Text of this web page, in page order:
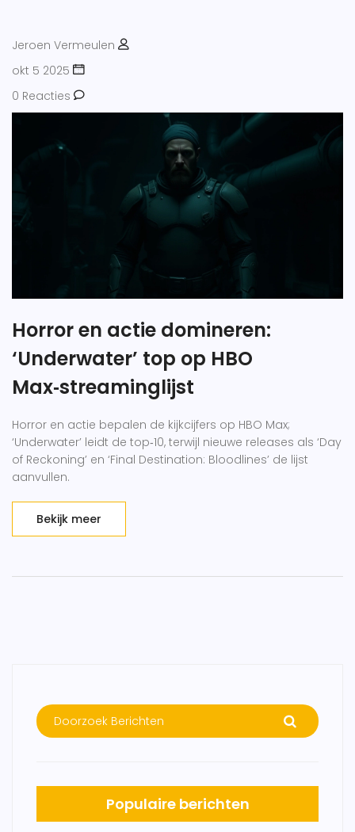
Jeroen Vermeulen
okt 5 2025
0 Reacties
Horror en actie domineren:
‘Underwater’ top op HBO
Max‑streaminglijst
Horror en actie bepalen de kijkcijfers op HBO Max;
‘Underwater’ leidt de top‑10, terwijl nieuwe releases als ‘Day
of Reckoning’ en ‘Final Destination: Bloodlines’ de lijst
aanvullen.
Bekijk meer
Populaire berichten